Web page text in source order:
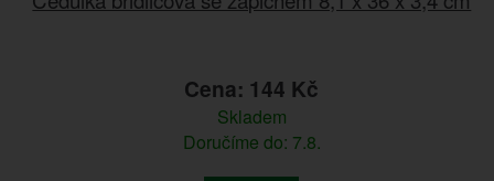
Cena: 144 Kč
Skladem
Doručíme do: 7.8.